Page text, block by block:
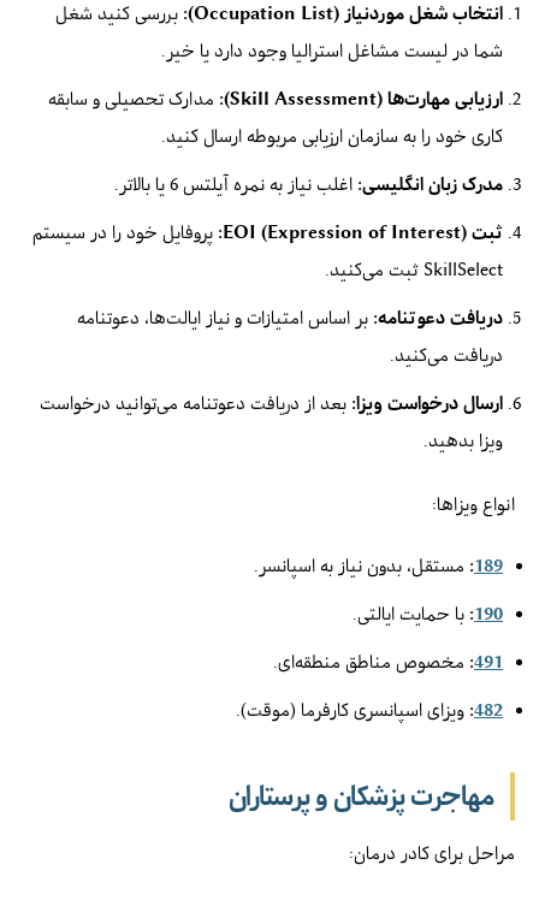
انتخاب شغل موردنیاز (Occupation List):
بررسی کنید شغل
شما در لیست مشاغل استرالیا وجود دارد یا خیر.
ارزیابی مهارت‌ها (Skill Assessment):
مدارک تحصیلی و سابقه
کاری خود را به سازمان ارزیابی مربوطه ارسال کنید.
مدرک زبان انگلیسی: اغلب نیاز به نمره آیلتس 6 یا بالاتر.
ثبت EOI (Expression of Interest):
پروفایل خود را در سیستم
SkillSelect ثبت می‌کنید.
دریافت دعوتنامه: بر اساس امتیازات و نیاز ایالت‌ها، دعوتنامه
دریافت می‌کنید.
ارسال درخواست ویزا: بعد از دریافت دعوتنامه می‌توانید درخواست
ویزا بدهید.
انواع ویزاها:
189
: مستقل، بدون نیاز به اسپانسر.
190
: با حمایت ایالتی.
491
: مخصوص مناطق منطقه‌ای.
482
: ویزای اسپانسری کارفرما (موقت).
مهاجرت پزشکان و پرستاران
مراحل برای کادر درمان: